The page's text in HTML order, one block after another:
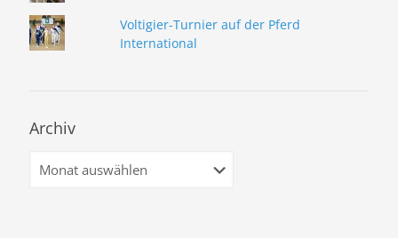
Voltigier-Turnier auf der Pferd
International
Archiv